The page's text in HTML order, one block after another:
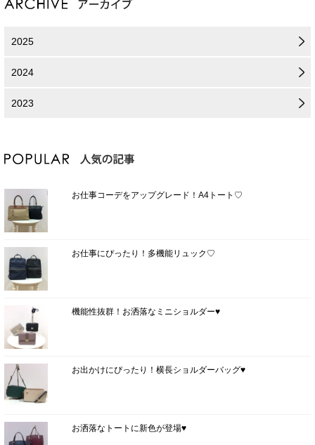
2025
2024
2023
お仕事コーデをアップグレード！A4トート♡
お仕事にぴったり！多機能リュック♡
機能性抜群！お洒落なミニショルダー♥
お出かけにぴったり！横長ショルダーバッグ♥
お洒落なトートに新色が登場♥